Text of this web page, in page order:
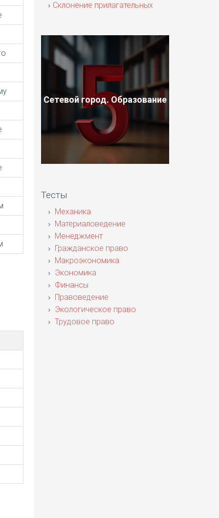
Склонение прилагательных
Сетевой город. Образование
Тесты
Механика
Материаловедение
Менеджмент
Гражданское право
Макроэкономика
Экономика
Финансы
Правоведение
Экологическое право
Трудовое право